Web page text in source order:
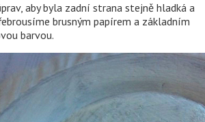
aby byla zadní strana stejně hladká a
brusným papírem a základním
barvou.